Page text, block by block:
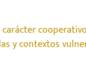
y contextos